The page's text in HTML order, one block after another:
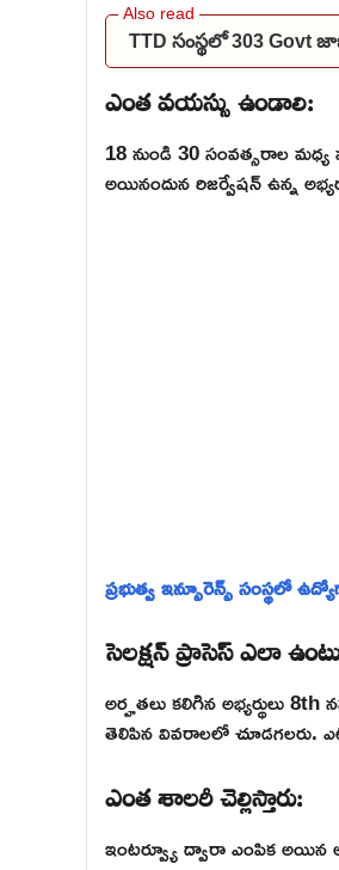
TTD సంస్థలో 303 Govt
ఎంత వయస్సు ఉండాలి:
18 నుండి 30 సంవత్సరాల మధ్య
అయినందున రిజర్వేషన్ ఉన్న
ప్రభుత్వ ఇన్సూరెన్స్ సంస్థలో
సెలక్షన్ ప్రాసెస్ ఎలా
అర్హతలు కలిగిన అభ్యర్థులు
తెలిపిన వివరాలలో చూడగలరు.
ఎంత శాలరీ చెల్లిస్తారు:
ఇంటర్వ్యూ ద్వారా ఎంపిక అయిన